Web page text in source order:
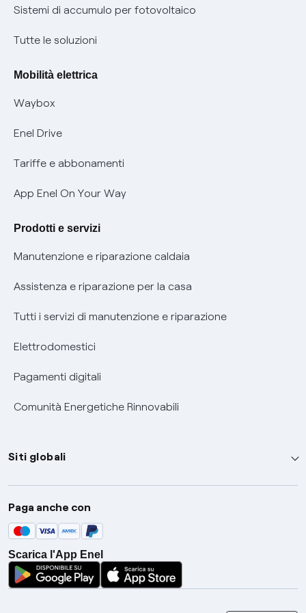
Informazioni precontrattuali prodotti e servizi
Condizioni generali di contratto prodotti e servizi
Informativa RAEE
Informativa Privacy AI
Certificazioni
Nuove regole europee per la protezione dei dati
Offerte Placet non vulnerabili
Offerta Tutela Vulnerabilità Gas
Mobilità Elettrica
Phishing e truffe online
Verifica chi ti ha chiamato
Agevolazione utenti con disabilità per offerte Fibra
Informativa RAEE
Sistemi di accumulo per fotovoltaico
Tutte le soluzioni
Mobilità elettrica
Waybox
Enel Drive
Tariffe e abbonamenti
App Enel On Your Way
Prodotti e servizi
Manutenzione e riparazione caldaia
Assistenza e riparazione per la casa
Tutti i servizi di manutenzione e riparazione
Elettrodomestici
Pagamenti digitali
Comunità Energetiche Rinnovabili
Siti globali
Enel Group
Enel Green Power
Global Trading
Global Procurement
Gridspertise
Paga anche con
Scarica l'App Enel